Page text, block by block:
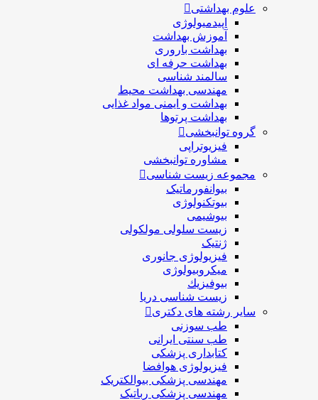
علوم بهداشتی
اپیدمیولوژی
آموزش بهداشت
بهداشت باروری
بهداشت حرفه ای
سالمند شناسی
مهندسی بهداشت محيط
بهداشت و ایمنی مواد غذایی
بهداشت پرتوها
گروه توانبخشی
فیزیوتراپی
مشاوره توانبخشی
مجموعه زیست شناسی
بیوانفورماتیک
بیوتکنولوژی
بیوشیمی
زیست سلولی مولکولی
ژنتیک
فیزیولوژی جانوری
میکروبیولوژی
بيوفيزيك
زیست شناسی دریا
سایر رشته های دکتری
طب سوزنی
طب سنتی ایرانی
کتابداری پزشکی
فیزیولوژی هوافضا
مهندسی پزشکی بیوالکتریک
مهندسی پزشکی رباتیک